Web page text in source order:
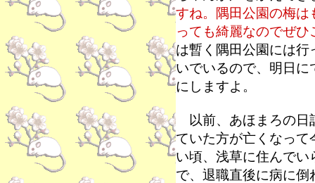
すね。隅田公園の梅は
っても綺麗なのでぜひ
は暫く隅田公園には行
いでいるので、明日に
にしますよ。
以前、あほまろの日
ていた方が亡くなって
い頃、浅草に住んでい
で、退職直後に病に